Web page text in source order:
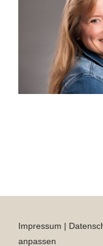
Impressum |
anpassen